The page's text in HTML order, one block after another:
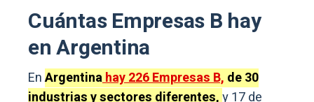
Cuántas Empresas B hay
en Argentina
EnArgentinahay 226 Empresas B, de 30
industrias y sectores diferentes,y 17 de